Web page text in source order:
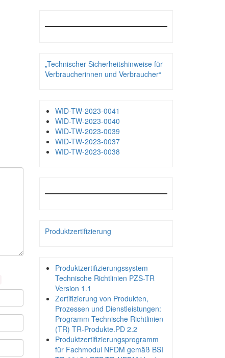
„Technischer Sicherheitshinweise für
Verbraucherinnen und Verbraucher“
WID-TW-2023-0041
WID-TW-2023-0040
WID-TW-2023-0039
WID-TW-2023-0037
WID-TW-2023-0038
Produktzertifizierung
Produktzertifizierungssystem
Technische Richtlinien PZS-TR
Version 1.1
Zertifizierung von Produkten,
Prozessen und Dienstleistungen:
Programm Technische Richtlinien
(TR) TR-Produkte.PD 2.2
Produktzertifizierungsprogramm
für Fachmodul NFDM gemäß BSI